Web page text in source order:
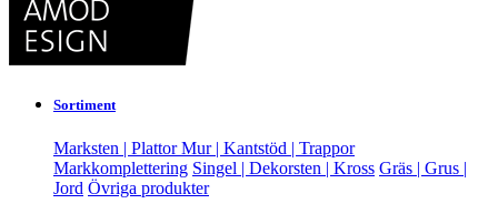
Sortiment
Marksten | PlattorMur | Kantstöd | Trappor
Markkomplettering Singel | Dekorsten | Kross Gräs | Grus |
Jord Övriga produkter